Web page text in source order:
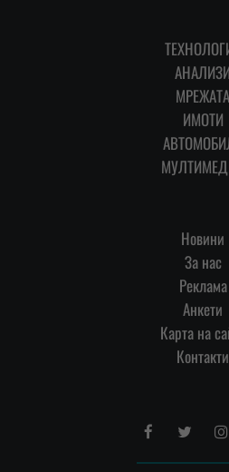
АНАЛИЗИ
МРЕЖАТА
ИМОТИ
Новини
За нас
Реклама
Анкети
Карта на
Контакти
FacebookTwitter